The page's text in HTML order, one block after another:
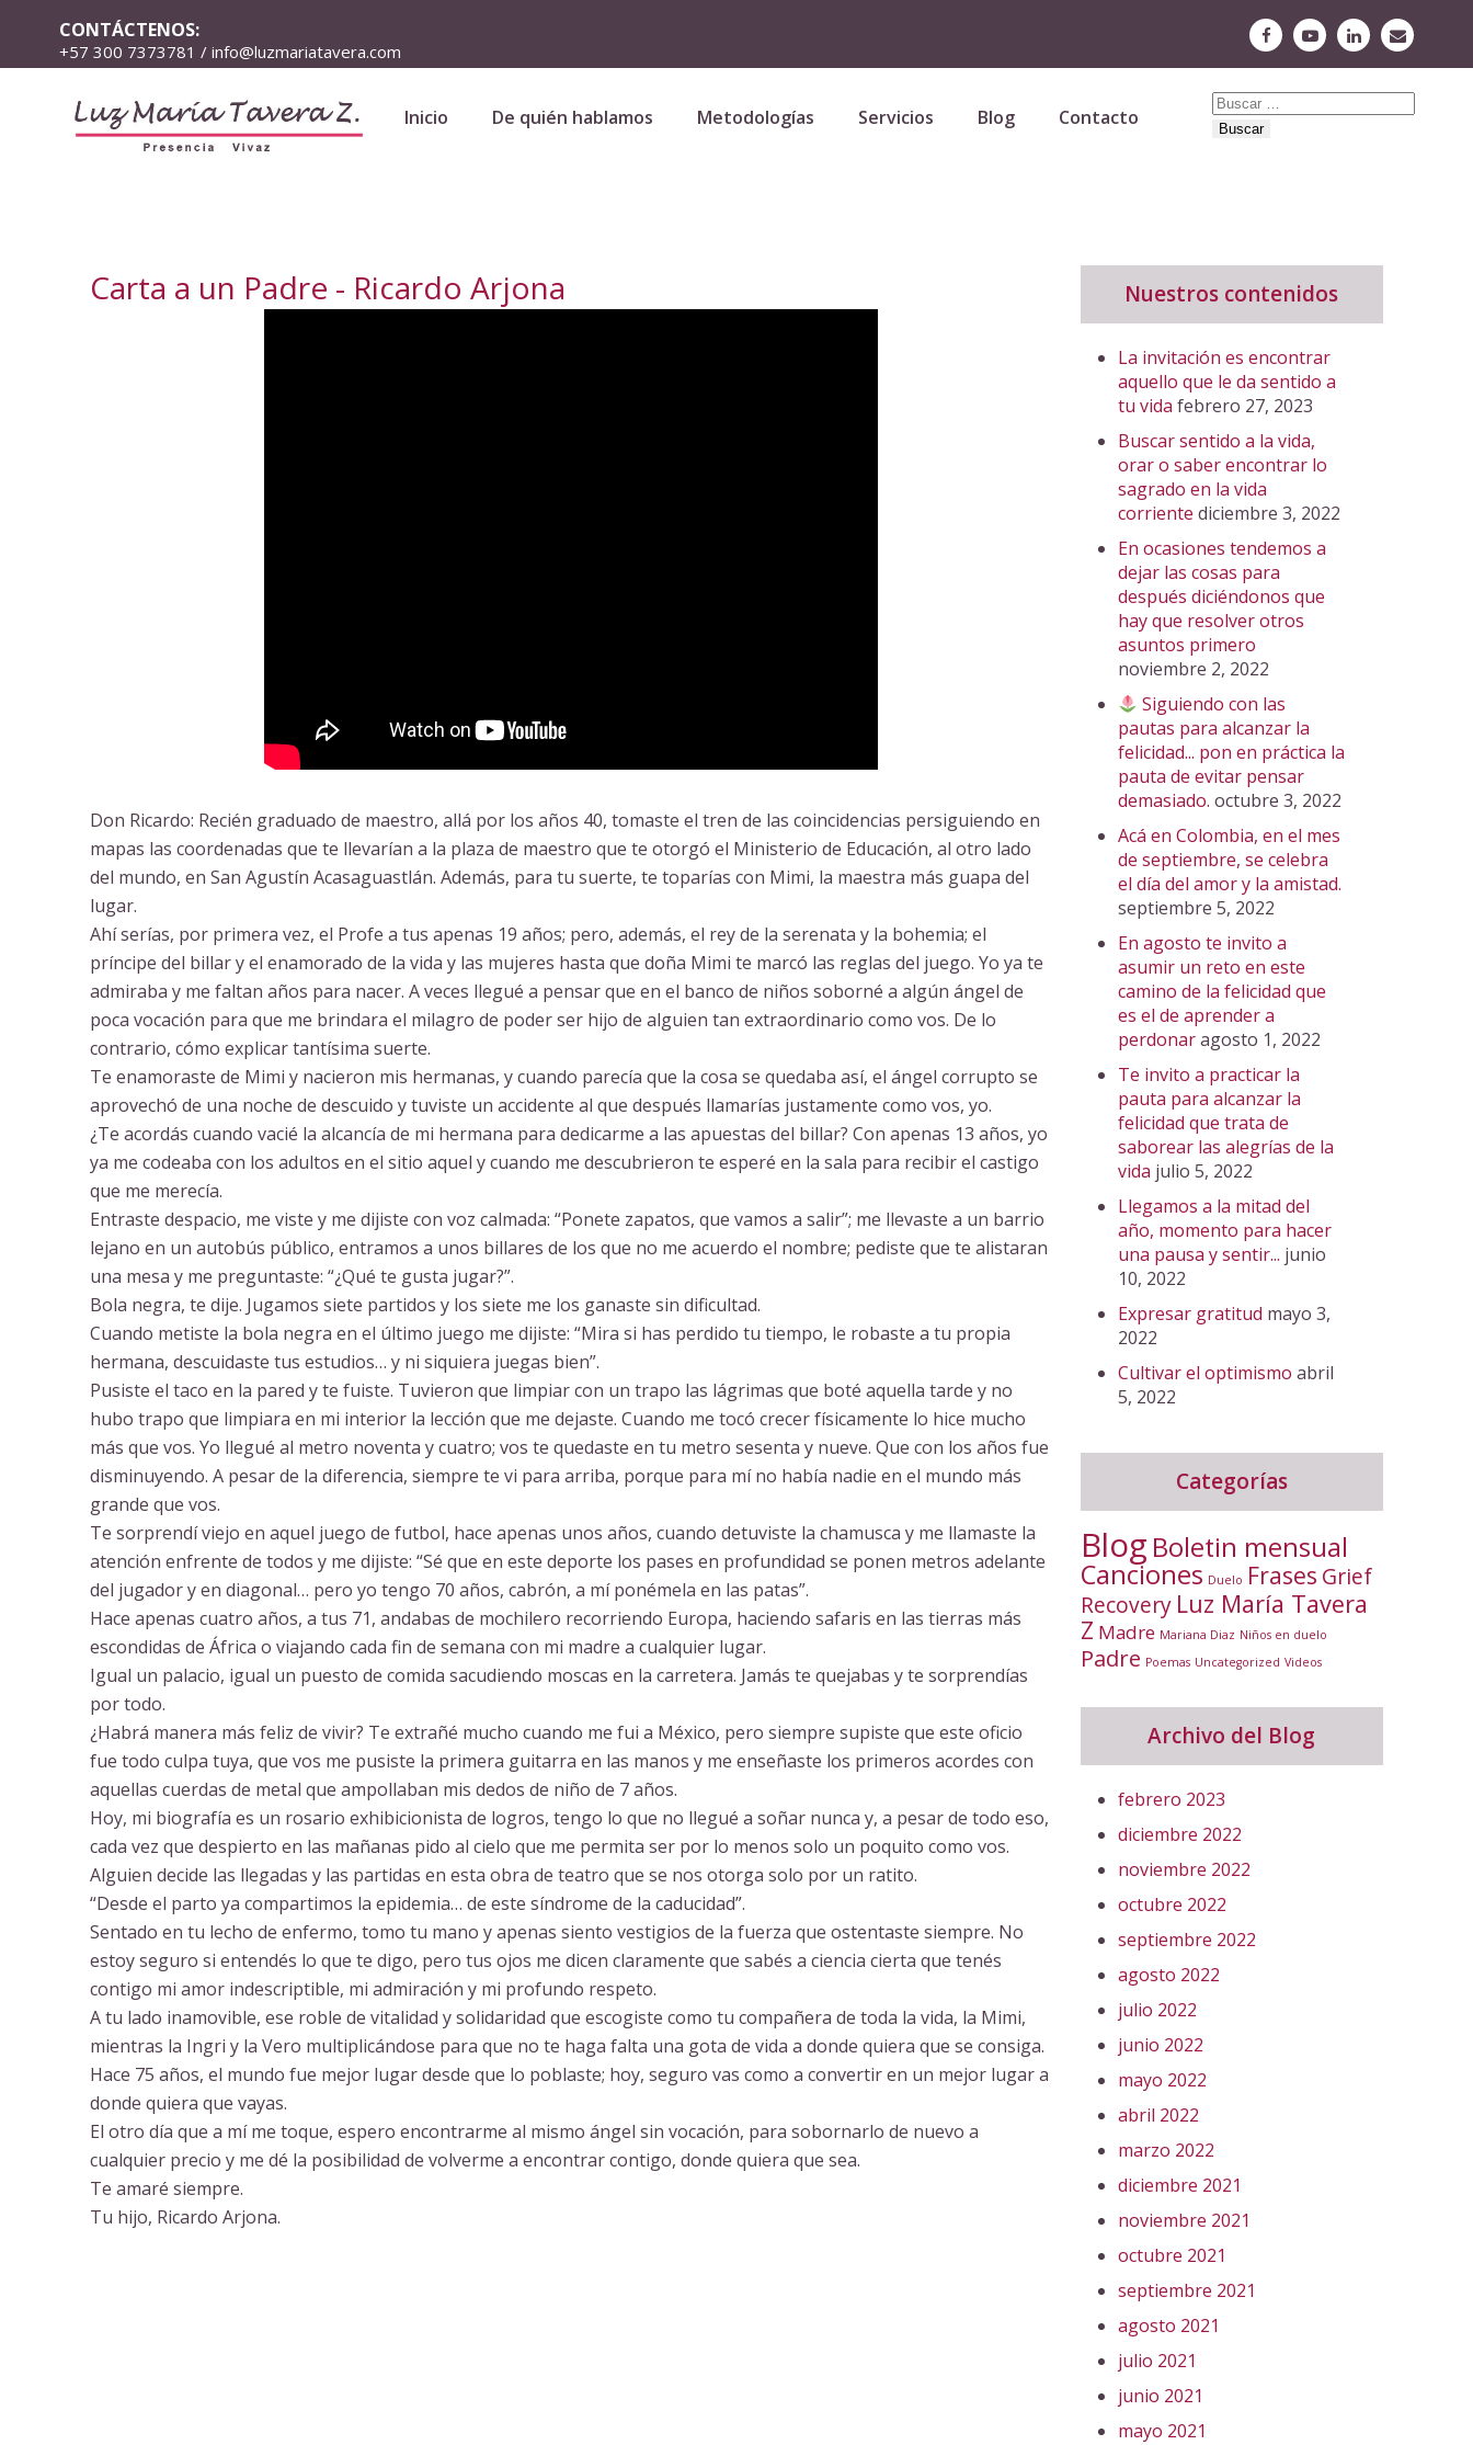
CONTÁCTENOS:
+57 300 7373781 / info@luzmariatavera.com
Inicio De quién hablamos Metodologías Servicios Blog Contacto
Buscar:
Carta a un Padre - Ricardo Arjona
Don Ricardo: Recién graduado de maestro, allá por los años 40, tomaste el tren de las coincidencias persiguiendo en
mapas las coordenadas que te llevarían a la plaza de maestro que te otorgó el Ministerio de Educación, al otro lado
del mundo, en San Agustín Acasaguastlán. Además, para tu suerte, te toparías con Mimi, la maestra más guapa del
lugar.
Ahí serías, por primera vez, el Profe a tus apenas 19 años; pero, además, el rey de la serenata y la bohemia; el
príncipe del billar y el enamorado de la vida y las mujeres hasta que doña Mimi te marcó las reglas del juego. Yo ya te
admiraba y me faltan años para nacer. A veces llegué a pensar que en el banco de niños soborné a algún ángel de
poca vocación para que me brindara el milagro de poder ser hijo de alguien tan extraordinario como vos. De lo
contrario, cómo explicar tantísima suerte.
Te enamoraste de Mimi y nacieron mis hermanas, y cuando parecía que la cosa se quedaba así, el ángel corrupto se
aprovechó de una noche de descuido y tuviste un accidente al que después llamarías justamente como vos, yo.
¿Te acordás cuando vacié la alcancía de mi hermana para dedicarme a las apuestas del billar? Con apenas 13 años, yo
ya me codeaba con los adultos en el sitio aquel y cuando me descubrieron te esperé en la sala para recibir el castigo
que me merecía.
Entraste despacio, me viste y me dijiste con voz calmada: “Ponete zapatos, que vamos a salir”; me llevaste a un barrio
lejano en un autobús público, entramos a unos billares de los que no me acuerdo el nombre; pediste que te alistaran
una mesa y me preguntaste: “¿Qué te gusta jugar?”.
Bola negra, te dije. Jugamos siete partidos y los siete me los ganaste sin dificultad.
Cuando metiste la bola negra en el último juego me dijiste: “Mira si has perdido tu tiempo, le robaste a tu propia
hermana, descuidaste tus estudios… y ni siquiera juegas bien”.
Pusiste el taco en la pared y te fuiste. Tuvieron que limpiar con un trapo las lágrimas que boté aquella tarde y no
hubo trapo que limpiara en mi interior la lección que me dejaste. Cuando me tocó crecer físicamente lo hice mucho
más que vos. Yo llegué al metro noventa y cuatro; vos te quedaste en tu metro sesenta y nueve. Que con los años fue
disminuyendo. A pesar de la diferencia, siempre te vi para arriba, porque para mí no había nadie en el mundo más
grande que vos.
Te sorprendí viejo en aquel juego de futbol, hace apenas unos años, cuando detuviste la chamusca y me llamaste la
atención enfrente de todos y me dijiste: “Sé que en este deporte los pases en profundidad se ponen metros adelante
del jugador y en diagonal… pero yo tengo 70 años, cabrón, a mí ponémela en las patas”.
Hace apenas cuatro años, a tus 71, andabas de mochilero recorriendo Europa, haciendo safaris en las tierras más
escondidas de África o viajando cada fin de semana con mi madre a cualquier lugar.
Igual un palacio, igual un puesto de comida sacudiendo moscas en la carretera. Jamás te quejabas y te sorprendías
por todo.
¿Habrá manera más feliz de vivir? Te extrañé mucho cuando me fui a México, pero siempre supiste que este oficio
fue todo culpa tuya, que vos me pusiste la primera guitarra en las manos y me enseñaste los primeros acordes con
aquellas cuerdas de metal que ampollaban mis dedos de niño de 7 años.
Hoy, mi biografía es un rosario exhibicionista de logros, tengo lo que no llegué a soñar nunca y, a pesar de todo eso,
cada vez que despierto en las mañanas pido al cielo que me permita ser por lo menos solo un poquito como vos.
Alguien decide las llegadas y las partidas en esta obra de teatro que se nos otorga solo por un ratito.
“Desde el parto ya compartimos la epidemia… de este síndrome de la caducidad”.
Sentado en tu lecho de enfermo, tomo tu mano y apenas siento vestigios de la fuerza que ostentaste siempre. No
estoy seguro si entendés lo que te digo, pero tus ojos me dicen claramente que sabés a ciencia cierta que tenés
contigo mi amor indescriptible, mi admiración y mi profundo respeto.
A tu lado inamovible, ese roble de vitalidad y solidaridad que escogiste como tu compañera de toda la vida, la Mimi,
mientras la Ingri y la Vero multiplicándose para que no te haga falta una gota de vida a donde quiera que se consiga.
Hace 75 años, el mundo fue mejor lugar desde que lo poblaste; hoy, seguro vas como a convertir en un mejor lugar a
donde quiera que vayas.
El otro día que a mí me toque, espero encontrarme al mismo ángel sin vocación, para sobornarlo de nuevo a
cualquier precio y me dé la posibilidad de volverme a encontrar contigo, donde quiera que sea.
Te amaré siempre.
Tu hijo, Ricardo Arjona.
Nuestros contenidos
La invitación es encontrar
aquello que le da sentido a
tu vida febrero 27, 2023
Buscar sentido a la vida,
orar o saber encontrar lo
sagrado en la vida
corriente diciembre 3, 2022
En ocasiones tendemos a
dejar las cosas para
después diciéndonos que
hay que resolver otros
asuntos primero
noviembre 2, 2022
Siguiendo con las
pautas para alcanzar la
felicidad... pon en práctica la
pauta de evitar pensar
demasiado. octubre 3, 2022
Acá en Colombia, en el mes
de septiembre, se celebra
el día del amor y la amistad.
septiembre 5, 2022
En agosto te invito a
asumir un reto en este
camino de la felicidad que
es el de aprender a
perdonaragosto 1, 2022
Te invito a practicar la
pauta para alcanzar la
felicidad que trata de
saborear las alegrías de la
vida julio 5, 2022
Llegamos a la mitad del
año, momento para hacer
una pausa y sentir... junio
10, 2022
Expresar gratitud mayo 3,
2022
Cultivar el optimismo abril
5, 2022
Categorías
Blog Boletin mensual
Canciones Duelo Frases Grief
Recovery Luz María Tavera
Z Madre Mariana Diaz Niños en duelo
Padre Poemas Uncategorized Videos
Archivo del Blog
febrero 2023
diciembre 2022
noviembre 2022
octubre 2022
septiembre 2022
agosto 2022
julio 2022
junio 2022
mayo 2022
abril 2022
marzo 2022
diciembre 2021
noviembre 2021
octubre 2021
septiembre 2021
agosto 2021
julio 2021
junio 2021
mayo 2021